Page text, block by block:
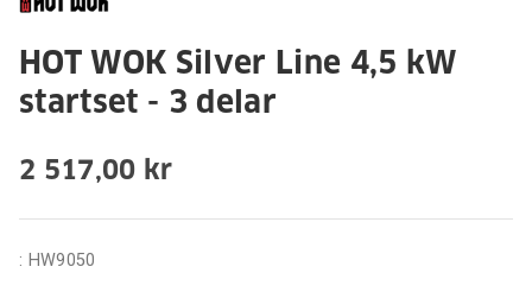
HOT WOK Silver Line 4,5 kW
startset - 3 delar
2 517,00 kr
: HW9050